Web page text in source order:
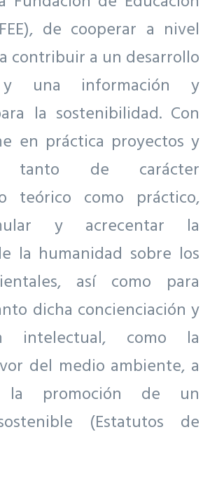
de cooperar a nivel
contribuir a un desarrollo
y una información y
la sostenibilidad. Con
en práctica proyectos y
tanto de carácter
teórico como práctico,
y acrecentar la
la humanidad sobre los
así como para
dicha concienciación y
intelectual, como la
del medio ambiente, a
promoción de un
(Estatutos de